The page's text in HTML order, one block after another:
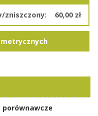
zniszczony: 60,00 zł